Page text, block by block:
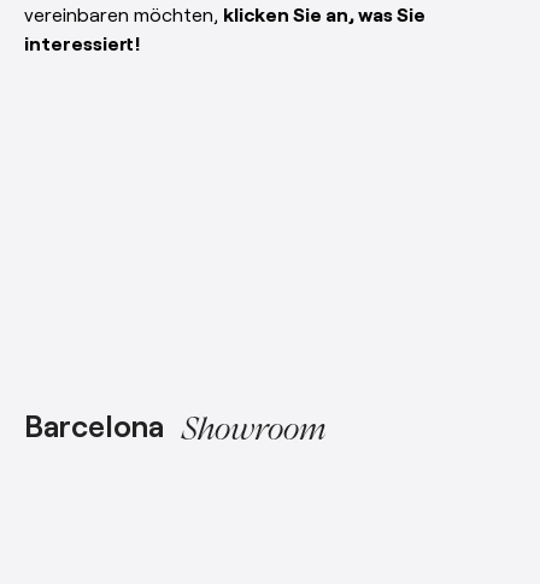
vereinbaren möchten, klicken Sie an, was Sie
interessiert!
Barcelona Showroom